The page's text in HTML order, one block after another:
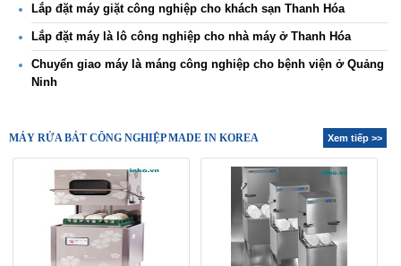
Lắp đặt máy giặt công nghiệp cho khách sạn Thanh Hóa
Lắp đặt máy là lô công nghiệp cho nhà máy ở Thanh Hóa
Chuyển giao máy là máng công nghiệp cho bệnh viện ở Quảng
Ninh
MÁY RỬA BÁT CÔNG NGHIỆP MADE IN KOREA Xem tiếp >>